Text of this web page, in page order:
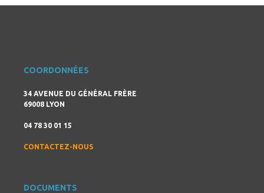
COORDONNÉES
34 AVENUE DU GÉNÉRAL FRÈRE
69008 LYON
04 78 30 01 15
CONTACTEZ-NOUS
DOCUMENTS